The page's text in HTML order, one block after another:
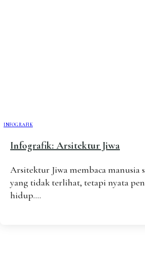
INFOGRAFIK
Infografik: Arsitektur Jiwa
Arsitektur Jiwa membaca manusia
yang tidak terlihat, tetapi nyata
hidup....